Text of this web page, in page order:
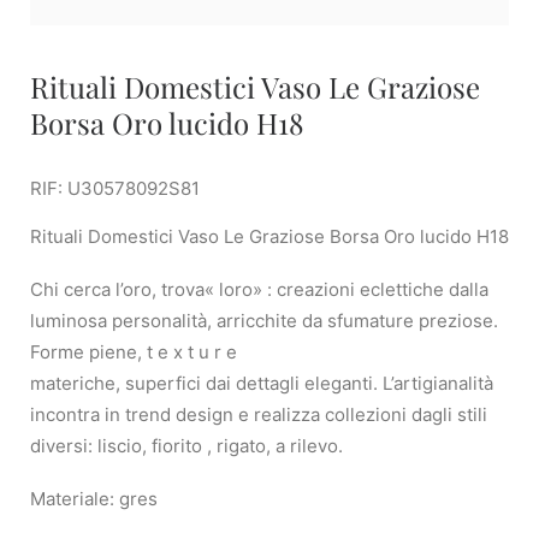
Rituali Domestici Vaso Le Graziose
Borsa Oro lucido H18
RIF: U30578092S81
Rituali Domestici Vaso Le Graziose Borsa Oro lucido H18
Chi cerca l’oro, trova« loro» : creazioni eclettiche dalla
luminosa personalità, arricchite da sfumature preziose.
Forme piene, t e x t u r e
materiche, superfici dai dettagli eleganti. L’artigianalità
incontra in trend design e realizza collezioni dagli stili
diversi: liscio, fiorito , rigato, a rilevo.
Materiale: gres